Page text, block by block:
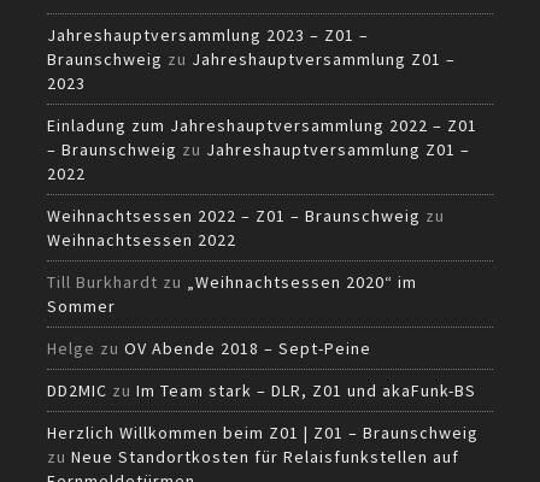
Jahreshauptversammlung 2023 – Z01 –
Braunschweig zu Jahreshauptversammlung Z01 –
2023
Einladung zum Jahreshauptversammlung 2022 – Z01
– Braunschweig zu Jahreshauptversammlung Z01 –
2022
Weihnachtsessen 2022 – Z01 – Braunschweig zu
Weihnachtsessen 2022
Till Burkhardt zu „Weihnachtsessen 2020“ im
Sommer
Helge zu OV Abende 2018 – Sept-Peine
DD2MIC zu Im Team stark – DLR, Z01 und akaFunk-BS
Herzlich Willkommen beim Z01 | Z01 – Braunschweig
zu Neue Standortkosten für Relaisfunkstellen auf